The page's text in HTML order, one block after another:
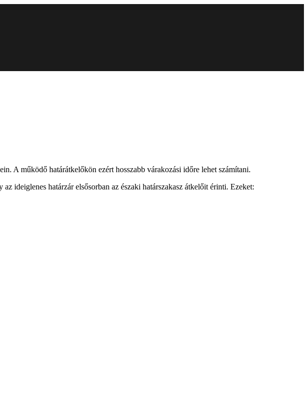
A működő határátkelőkön ezért hosszabb várakozási időre lehet számítani.
ideiglenes határzár elsősorban az északi határszakasz átkelőit érinti. Ezeket: